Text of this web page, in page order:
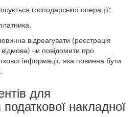
господарської операції;
відреагувати (реєстрація
чи повідомити про
інформації, яка повинна бути
для
накладної